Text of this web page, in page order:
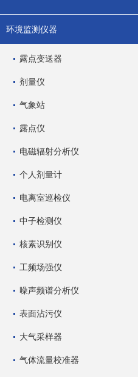
环境监测仪器
露点变送器
剂量仪
气象站
露点仪
电磁辐射分析仪
个人剂量计
电离室巡检仪
中子检测仪
核素识别仪
工频场强仪
噪声频谱分析仪
表面沾污仪
大气采样器
气体流量校准器